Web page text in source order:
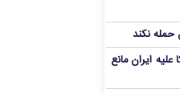
حمله نکند
علیه ایران مانع